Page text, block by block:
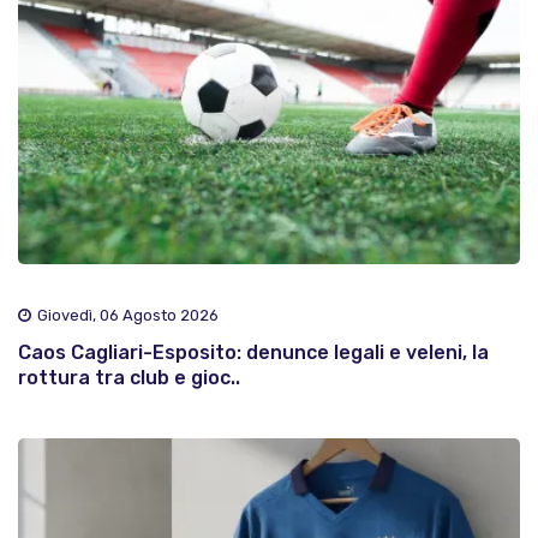
Giovedì, 06 Agosto 2026
Caos Cagliari-Esposito: denunce legali e veleni, la
rottura tra club e gioc..